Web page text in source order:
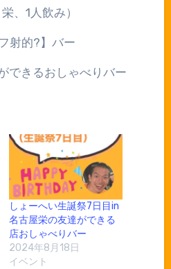
、 1 人飲み）
射的?】バー
できるおしゃべりバー
しょーへい生誕祭7日目in
名古屋栄の友達ができる
店おしゃべりバー
2024年8月18日
イベント